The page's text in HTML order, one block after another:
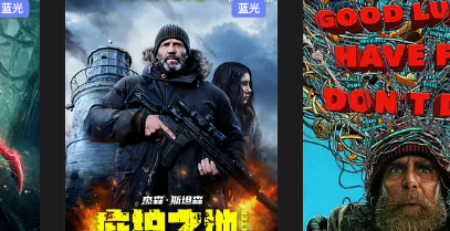
蓝光 蓝光